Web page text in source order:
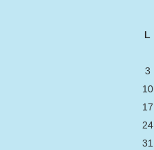
L
3
10
17
24
31